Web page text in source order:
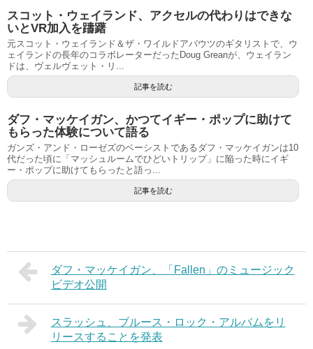
スコット・ウェイランド、アクセルの代わりはできな
いとVR加入を躊躇
元スコット・ウェイランド＆ザ・ワイルドアバウツのギタリストで、ウ
ェイランドの長年のコラボレーターだったDoug Greanが、ウェイラン
ドは、ヴェルヴェット・リ...
記事を読む
ダフ・マッケイガン、かつてイギー・ポップに助けて
もらった体験について語る
ガンズ・アンド・ローゼズのベーシストであるダフ・マッケイガンは10
代だった頃に「マッシュルームでひどいトリップ」に陥った時にイギ
ー・ポップに助けてもらったと語っ...
記事を読む
ダフ・マッケイガン、「Fallen」のミュージック
ビデオ公開
スラッシュ、ブルース・ロック・アルバムをリ
リースすることを発表